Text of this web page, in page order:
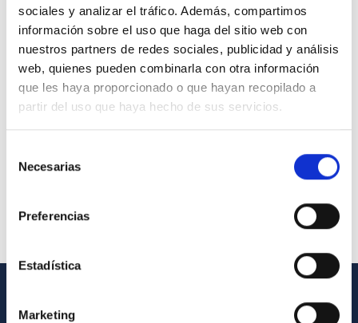
sociales y analizar el tráfico. Además, compartimos
información sobre el uso que haga del sitio web con
nuestros partners de redes sociales, publicidad y análisis
web, quienes pueden combinarla con otra información
que les haya proporcionado o que hayan recopilado a
partir del uso que haya hecho de sus servicios.
Necesarias
Preferencias
Estadística
Marketing
GENERAL INFORMATION